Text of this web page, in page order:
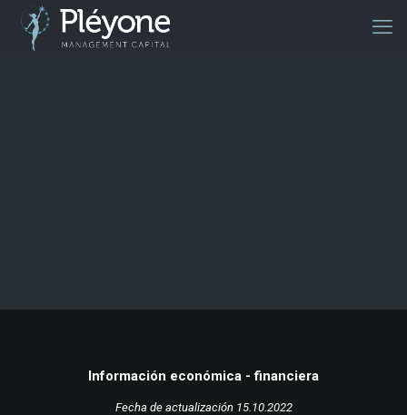
Información económica - financiera
Fecha de actualización 15.10.2022